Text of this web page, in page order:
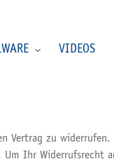
VIDEOS
Vertrag zu
Ihr Widerrufsrecht